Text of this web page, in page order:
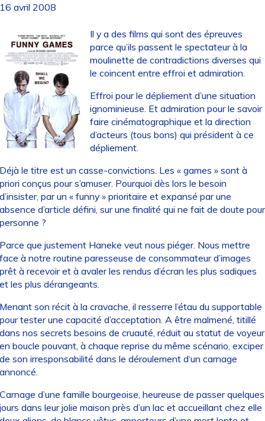
avril 2008
Il y a des films qui sont des épreuves
parce qu’ils passent le spectateur à la
moulinette de contradictions diverses qui
le coincent entre effroi et admiration.
Effroi pour le dépliement d’une situation
ignominieuse. Et admiration pour le savoir
faire cinématographique et la direction
d’acteurs (tous bons) qui président à ce
dépliement.
le titre est un casse-convictions. Les « games » sont à
conçus pour s’amuser. Pourquoi dès lors le besoin
par un « funny » prioritaire et expansé par une
d’article défini, sur une finalité qui ne fait de doute pour
?
que justement Haneke veut nous piéger. Nous mettre
à notre routine paresseuse de consommateur d’images
à recevoir et à avaler les rendus d’écran les plus sadiques
les plus dérangeants.
son récit à la cravache, il resserre l’étau du supportable
tester une capacité d’acceptation. A être malmené, titillé
nos secrets besoins de cruauté, réduit au statut de voyeur
boucle pouvant, à chaque reprise du même scénario, exciper
son irresponsabilité dans le déroulement d‘un carnage
d’une famille bourgeoise, heureuse de passer quelques
dans leur jolie maison près d’un lac et accueillant chez elle